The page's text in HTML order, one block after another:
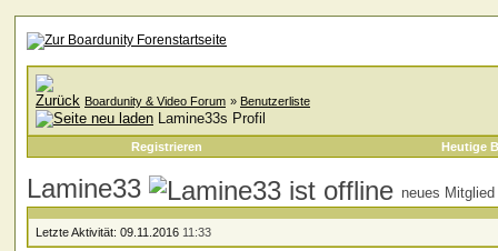
Boardunity & Video Forum » Benutzerliste
Lamine33s Profil
Registrieren Heutige
Lamine33 neues Mitglied
Letzte Aktivität: 09.11.2016 11:33